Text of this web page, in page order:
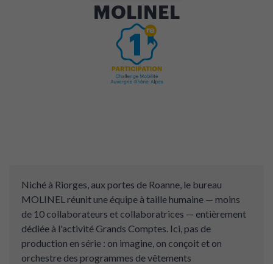
MOLINEL
Niché à Riorges, aux portes de Roanne, le bureau
MOLINEL réunit une équipe à taille humaine — moins
de 10 collaborateurs et collaboratrices — entièrement
dédiée à l'activité Grands Comptes. Ici, pas de
production en série : on imagine, on conçoit et on
orchestre des programmes de vêtements